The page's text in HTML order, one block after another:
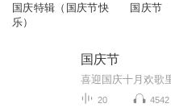
国庆特辑（国庆节快
乐）
国庆节
国庆节
20 4542